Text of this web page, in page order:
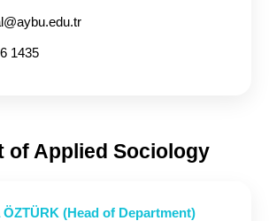
1435
of Applied Sociology
(Head of Department)